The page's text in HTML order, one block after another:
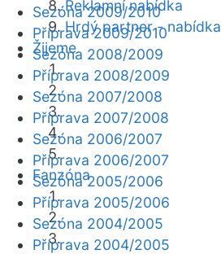
Reklamní nabídka
Hrdý partner - nabídka
Žijeme
Fanzóna
Sezóna 2009/2010
Příprava 2009/2010
Sezóna 2008/2009
Příprava 2008/2009
Sezóna 2007/2008
Příprava 2007/2008
Sezóna 2006/2007
Příprava 2006/2007
Sezóna 2005/2006
Příprava 2005/2006
Sezóna 2004/2005
Příprava 2004/2005